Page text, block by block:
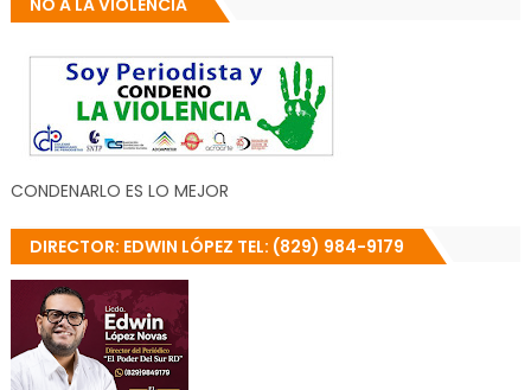
NO A LA VIOLENCIA
CONDENARLO ES LO MEJOR
DIRECTOR: EDWIN LÓPEZ TEL: (829) 984-9179